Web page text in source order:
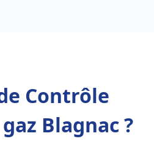
Contrôle
Blagnac ?